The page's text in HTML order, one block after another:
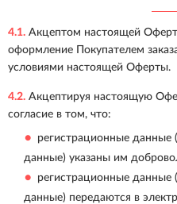
4.1. Акцептом настоящей
оформление Покупателем
условиями настоящей Оферты.
4.2. Акцептируя настоящую
согласие в том, что:
регистрационные данные
данные) указаны им
регистрационные данные
данные) передаются в